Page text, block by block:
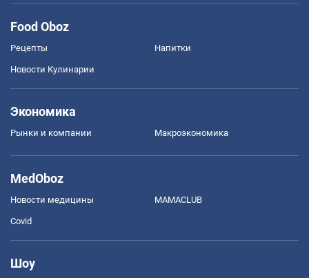
Food Oboz
Рецепты Напитки
Новости Кулинарии
Экономика
Рынки и компании Mакроэкономика
MedOboz
Новости медицины MAMACLUB
Covid
Шоу